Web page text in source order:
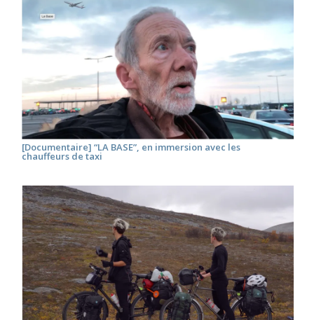
[Documentaire] “LA BASE”, en immersion avec les
chauffeurs de taxi